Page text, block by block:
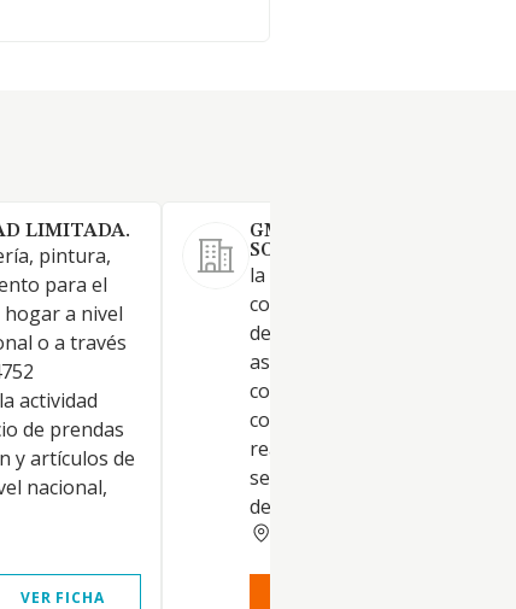
LIMITADA.
pintura,
para el
a nivel
o a través
actividad
de prendas
y artículos de
nacional,
VER FICHA
GM CAÑADAS INNOVACION
SOCIEDAD LIMITADA.
la compraventa, grabación y
colocación de lápidas; la
de trabajos en granito y
así como otras actividades
complementarias o
con dicho objeto, pudiendo
realizar cuantos actos y
sean consecuencia o
del objeto social